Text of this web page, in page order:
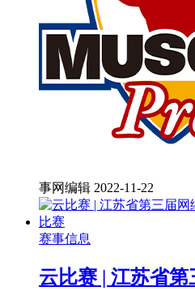
事网编辑 2022-11-22
赛事信息
云比赛 | 江苏省